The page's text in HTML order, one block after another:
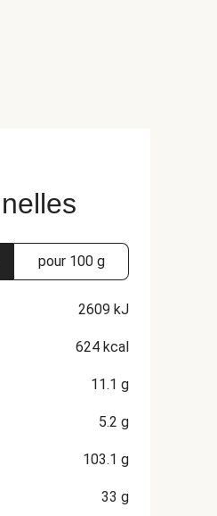
pour 100 g
2609 kJ
624 kcal
11.1 g
5.2 g
103.1 g
33 g